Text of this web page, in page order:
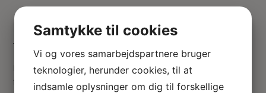
Lav-selv dukkehus ting – lav et
fuglebur til dukkehuset
Med dette fine miniature KIT kan du lave det yndigste
fuglebur.
Samtykke til cookies
Vi og vores samarbejdspartnere bruger
teknologier, herunder cookies, til at
indsamle oplysninger om dig til forskellige